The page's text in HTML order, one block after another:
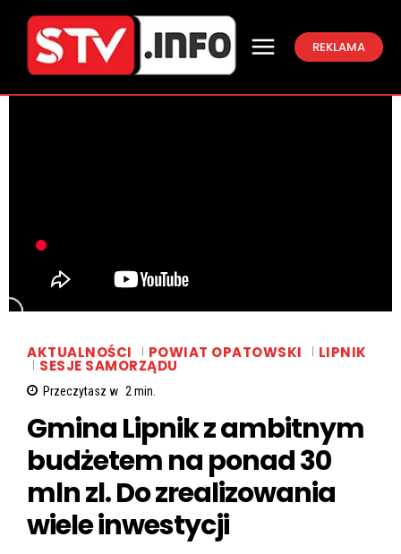
REKLAMA
AKTUALNOŚCI POWIAT OPATOWSKI LIPNIK
SESJE SAMORZĄDU
Przeczytasz w 2min.
Gmina Lipnik z ambitnym
budżetem na ponad 30
mln zl. Do zrealizowania
wiele inwestycji